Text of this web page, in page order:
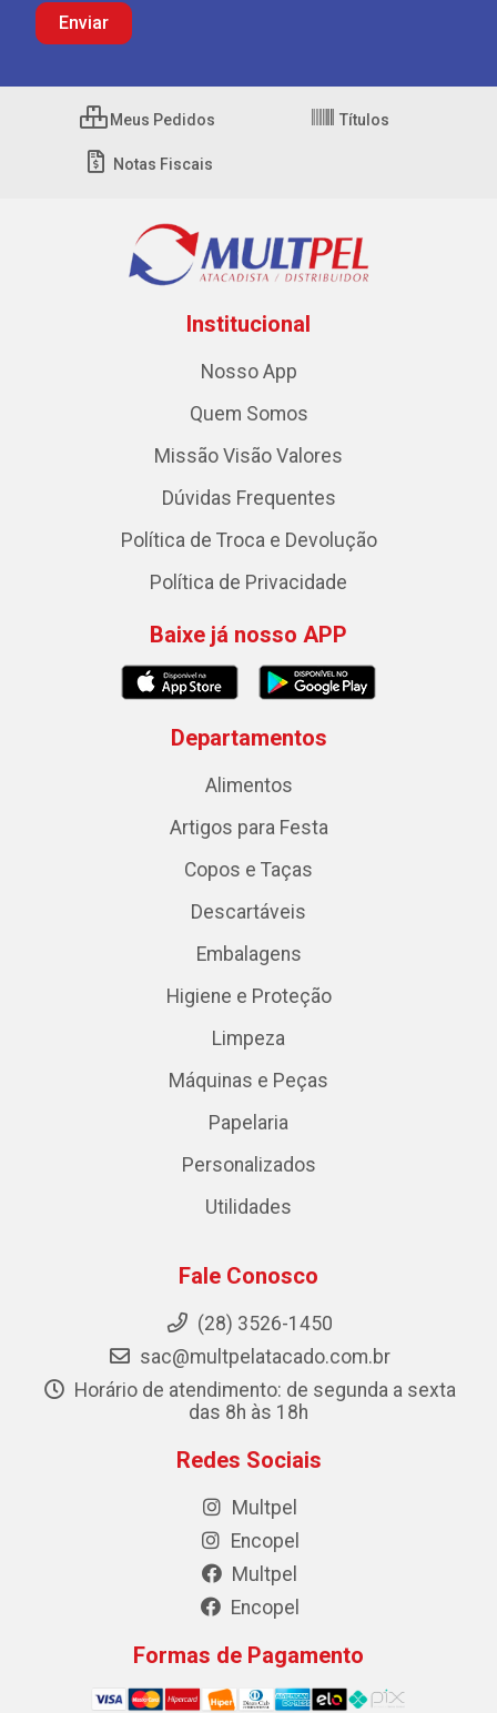
Meus Pedidos Títulos
Notas Fiscais
Institucional
Nosso App
Quem Somos
Missão Visão Valores
Dúvidas Frequentes
Política de Troca e Devolução
Política de Privacidade
Baixe já nosso APP
Departamentos
Alimentos
Artigos para Festa
Copos e Taças
Descartáveis
Embalagens
Higiene e Proteção
Limpeza
Máquinas e Peças
Papelaria
Personalizados
Utilidades
Fale Conosco
(28) 3526-1450
sac@multpelatacado.com.br
Horário de atendimento: de segunda a sexta
das 8h às 18h
Redes Sociais
Multpel
Encopel
Multpel
Encopel
Formas de Pagamento